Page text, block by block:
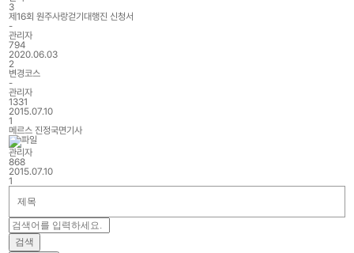
3
제16회 원주사랑걷기대행진 신청서
-
관리자
794
2020.06.03
2
변경코스
-
관리자
1331
2015.07.10
1
메르스 진정국면기사
관리자
868
2015.07.10
1